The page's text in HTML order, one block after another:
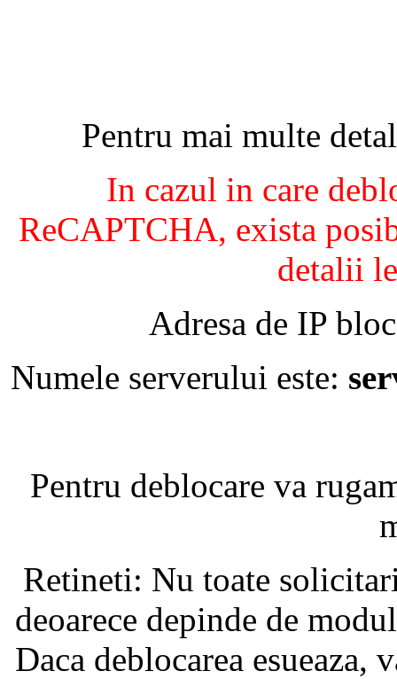
Pentru mai multe
In cazul in care
ReCAPTCHA, exista
detalii
Adresa de IP
Numele serverului este:
Pentru deblocare va
Retineti: Nu toate
deoarece depinde de
Daca deblocarea